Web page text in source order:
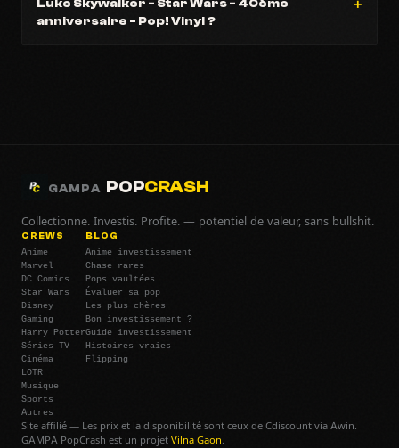
Luke Skywalker - Star Wars - 40ème
anniversaire - Pop! Vinyl ?
GAMPA POPCRASH
Collectionne. Investis. Profite. — potentiel de valeur, sans bullshit.
CREWS
Anime
Marvel
DC Comics
Star Wars
Disney
Gaming
Harry Potter
Séries TV
Cinéma
LOTR
Musique
Sports
Autres
BLOG
Anime investissement
Chase rares
Pops vaultées
Évaluer sa pop
Les plus chères
Bon investissement ?
Guide investissement
Histoires vraies
Flipping
Site affilié — Les prix et la disponibilité sont ceux de Cdiscount via Awin.
GAMPA PopCrash est un projet Vilna Gaon.